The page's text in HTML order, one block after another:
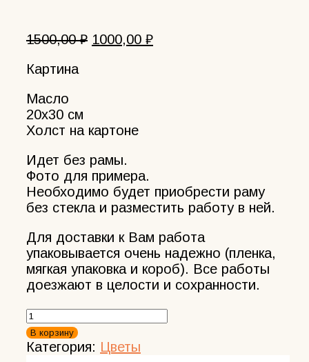
1500,00₽ Первоначальная
1000,00 ₽Текущая
Картина
Масло
20х30 см
Холст на картоне
Идет без рамы.
Фото для примера.
Необходимо будет приобрести раму
без стекла и разместить работу в ней.
Для доставки к Вам работа
упаковывается очень надежно (пленка,
мягкая упаковка и короб). Все работы
доезжают в целости и сохранности.
Количество
товара
Картина
В корзину
Категория: Цветы